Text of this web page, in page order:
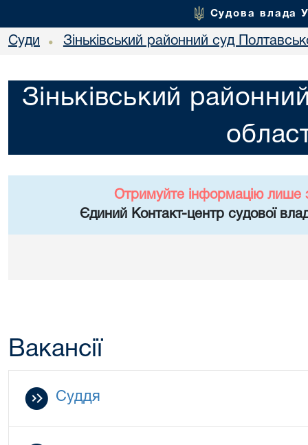
Судова влада
Суди • Зіньківський районний суд
Зіньківський
Отримуйте інформацію лише
Єдиний Контакт-центр судової
Вакансії
Суддя